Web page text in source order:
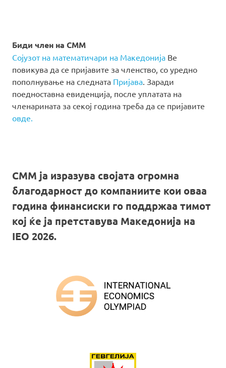
Биди член на СММ
Сојузот на математичари на Македонија Ве
повикува да се пријавите за членство, со уредно
пополнување на следната Пријава . Заради
поедноставна евиденција, после уплатата на
членарината за секој година треба да се пријавите
овде.
СММ ја изразува својата огромна
благодарност до компаниите кои оваа
година финансиски го поддржаа тимот
кој ќе ја претставува Македонија на
IEO 2026.